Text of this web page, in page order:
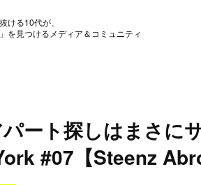
ける10代が、
を見つけるメディア＆コミュニティ
ート探しはまさに
#07【Steenz